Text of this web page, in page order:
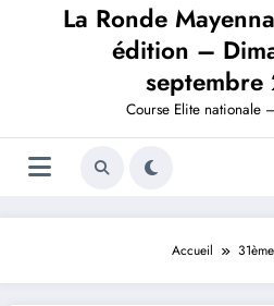
La Ronde
édition –
Course Elite nationale
Accueil